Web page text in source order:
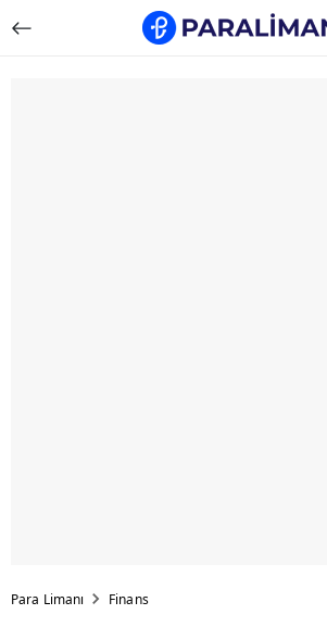
Para Limanı Finans